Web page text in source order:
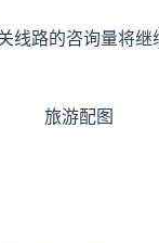
路的咨询量将